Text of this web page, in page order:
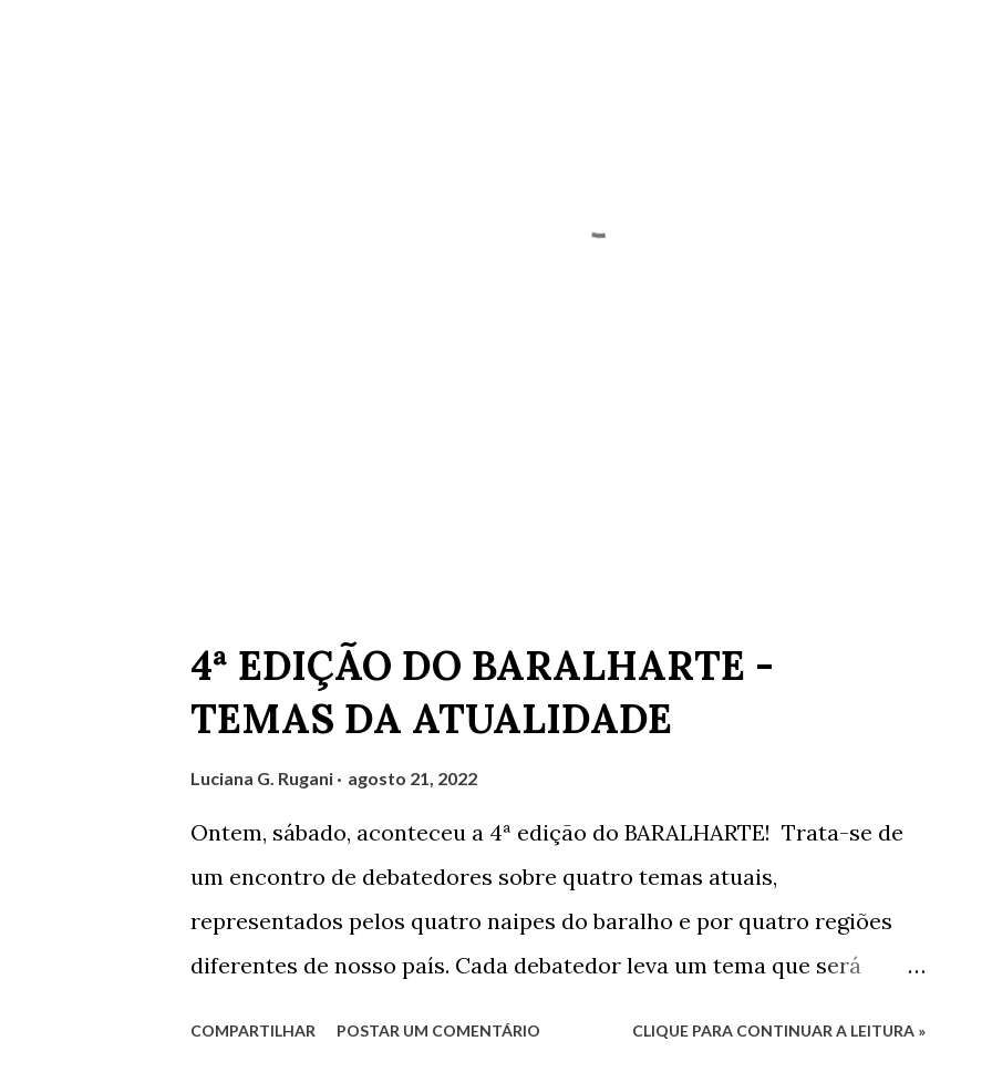
4ª EDIÇÃO DO BARALHARTE -
TEMAS DA ATUALIDADE
Luciana G. Rugani agosto 21, 2022
Ontem, sábado, aconteceu a 4ª edição do BARALHARTE! Trata-se de
um encontro de debatedores sobre quatro temas atuais,
representados pelos quatro naipes do baralho e por quatro regiões
diferentes de nosso país. Cada debatedor leva um tema que será
COMPARTILHAR POSTAR UM COMENTÁRIO CLIQUE PARA CONTINUAR A LEITURA »